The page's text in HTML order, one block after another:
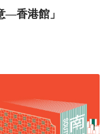
—香港館」